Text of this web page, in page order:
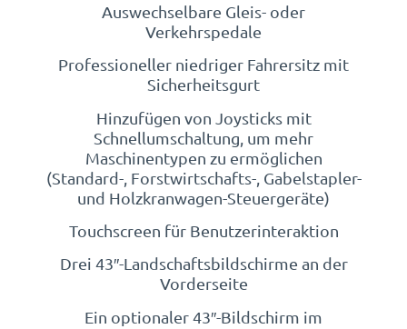
Auswechselbare Gleis- oder
Verkehrspedale
Professioneller niedriger Fahrersitz mit
Sicherheitsgurt
Hinzufügen von Joysticks mit
Schnellumschaltung, um mehr
Maschinentypen zu ermöglichen
(Standard-, Forstwirtschafts-, Gabelstapler-
und Holzkranwagen-Steuergeräte)
Touchscreen für Benutzerinteraktion
Drei 43″-Landschaftsbildschirme an der
Vorderseite
Ein optionaler 43″-Bildschirm im